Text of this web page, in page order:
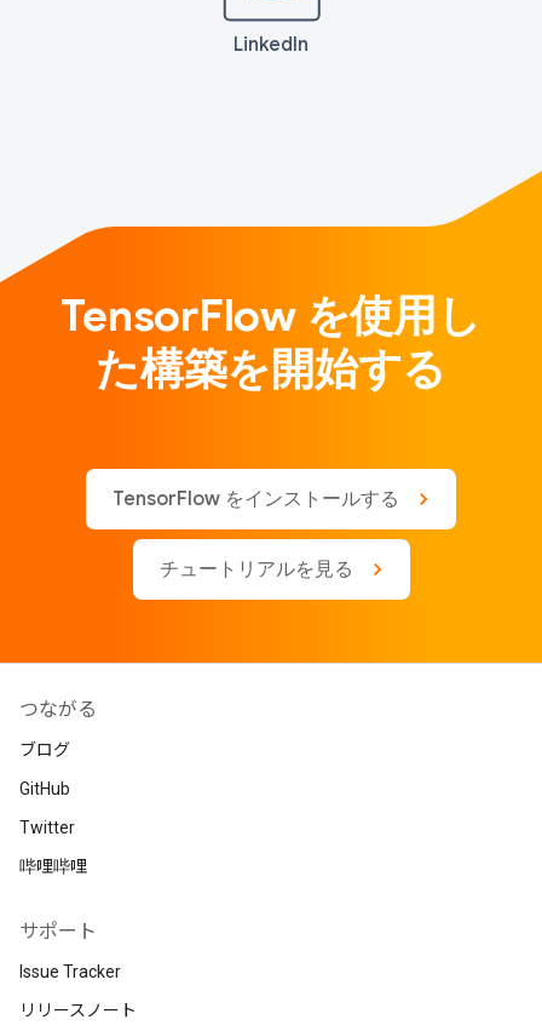
LinkedIn
TensorFlow を使用し
た構築を開始する
TensorFlow をインストールする
チュートリアルを見る
つながる
ブログ
GitHub
Twitter
哔哩哔哩
サポート
Issue Tracker
リリースノート